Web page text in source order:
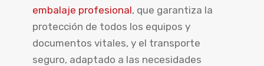
embalaje profesional, que garantiza la
protección de todos los equipos y
documentos vitales, y el transporte
seguro, adaptado a las necesidades